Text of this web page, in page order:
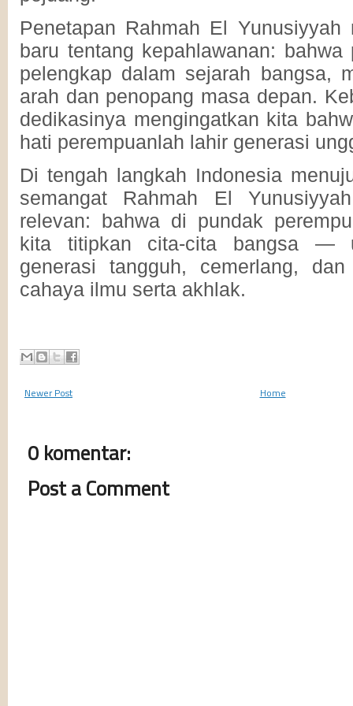
Penetapan Rahmah El Yunusiyyah
baru tentang kepahlawanan: bahwa
pelengkap dalam sejarah bangsa,
arah dan penopang masa depan.
dedikasinya mengingatkan kita
hati perempuanlah lahir generasi
Di tengah langkah Indonesia
semangat Rahmah El
relevan: bahwa di pundak
kita titipkan cita-cita bangsa —
generasi tangguh, cemerlang,
cahaya ilmu serta akhlak.
Newer Post Home
0 komentar:
Post a Comment